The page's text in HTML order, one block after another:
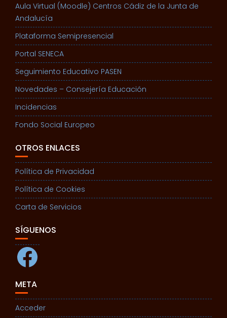
Aula Virtual (Moodle) Centros Cádiz de la Junta de
Andalucía
Plataforma Semipresencial
Portal SENECA
Seguimiento Educativo PASEN
Novedades – Consejería Educación
Incidencias
Fondo Social Europeo
OTROS ENLACES
Política de Privacidad
Política de Cookies
Carta de Servicios
SÍGUENOS
Facebook
META
Acceder